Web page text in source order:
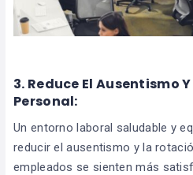
3. Reduce El Ausentismo
Personal:
Un entorno laboral saludable y
reducir el ausentismo y la
empleados se sienten más